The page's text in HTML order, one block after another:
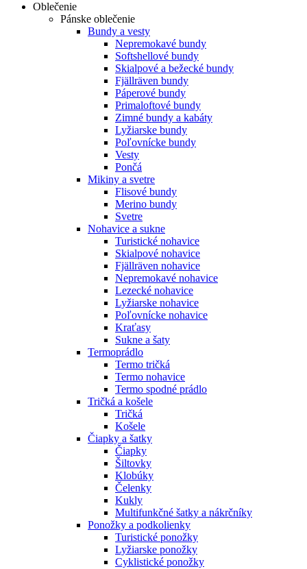
Oblečenie
Pánske oblečenie
Bundy a vesty
Nepremokavé bundy
Softshellové bundy
Skialpové a bežecké bundy
Fjällräven bundy
Páperové bundy
Primaloftové bundy
Zimné bundy a kabáty
Lyžiarske bundy
Poľovnícke bundy
Vesty
Pončá
Mikiny a svetre
Flisové bundy
Merino bundy
Svetre
Nohavice a sukne
Turistické nohavice
Skialpové nohavice
Fjällräven nohavice
Nepremokavé nohavice
Lezecké nohavice
Lyžiarske nohavice
Poľovnícke nohavice
Kraťasy
Sukne a šaty
Termoprádlo
Termo tričká
Termo nohavice
Termo spodné prádlo
Tričká a košele
Tričká
Košele
Čiapky a šatky
Čiapky
Šiltovky
Klobúky
Čelenky
Kukly
Multifunkčné šatky a nákrčníky
Ponožky a podkolienky
Turistické ponožky
Lyžiarske ponožky
Cyklistické ponožky